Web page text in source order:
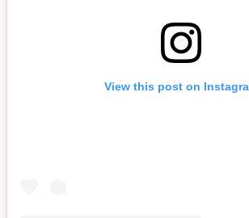
View this post on